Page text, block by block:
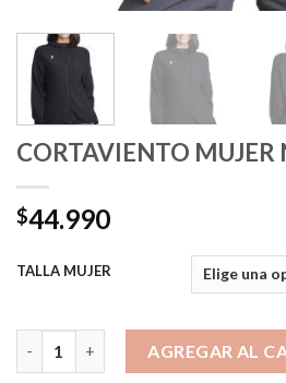
CORTAVIENTO MUJER
$44.990
TALLA MUJER
AGREGAR AL